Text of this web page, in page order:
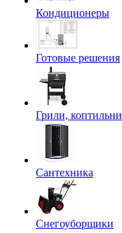
Кондиционеры
Готовые решения
Грили, коптильни
Сантехника
Снегоуборщики